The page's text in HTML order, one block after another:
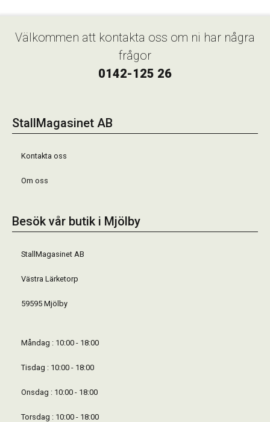
Välkommen att kontakta oss om ni har några
frågor
0142-125 26
StallMagasinet AB
Kontakta oss
Om oss
Besök vår butik i Mjölby
StallMagasinet AB
Västra Lärketorp
59595 Mjölby
Måndag : 10:00 - 18:00
Tisdag : 10:00 - 18:00
Onsdag : 10:00 - 18:00
Torsdag : 10:00 - 18:00